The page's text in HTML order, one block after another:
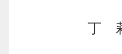
丁